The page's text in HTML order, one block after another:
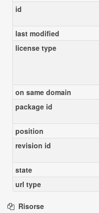
id
last modified
license type
on same domain
package id
position
revision id
state
url type
Risorse